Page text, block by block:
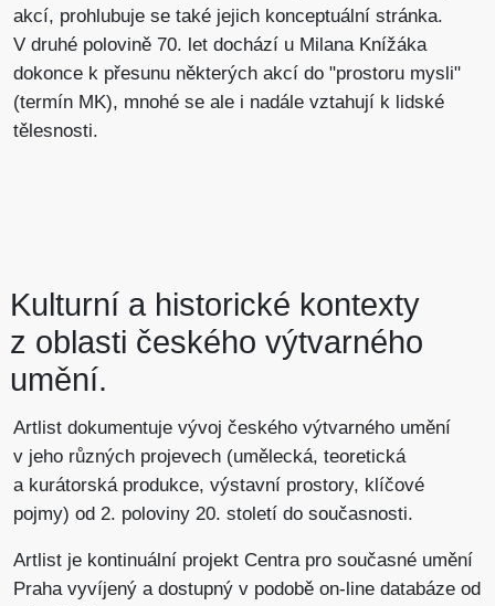
akcí, prohlubuje se také jejich konceptuální stránka.
V druhé polovině 70. let dochází u Milana Knížáka
dokonce k přesunu některých akcí do "prostoru mysli"
(termín MK), mnohé se ale i nadále vztahují k lidské
tělesnosti.
Kulturní a historické kontexty
z oblasti českého výtvarného
umění.
Artlist dokumentuje vývoj českého výtvarného umění
v jeho různých projevech (umělecká, teoretická
a kurátorská produkce, výstavní prostory, klíčové
pojmy) od 2. poloviny 20. století do současnosti.
Artlist je kontinuální projekt Centra pro současné umění
Praha vyvíjený a dostupný v podobě on-line databáze od